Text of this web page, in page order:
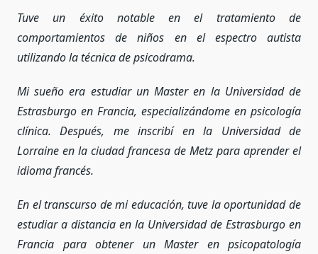
Tuve un éxito notable en el tratamiento de
comportamientos de niños en el espectro autista
utilizando la técnica de psicodrama.
Mi sueño era estudiar un Master en la Universidad de
Estrasburgo en Francia, especializándome en psicología
clínica. Después, me inscribí en la Universidad de
Lorraine en la ciudad francesa de Metz para aprender el
idioma francés.
En el transcurso de mi educación, tuve la oportunidad de
estudiar a distancia en la Universidad de Estrasburgo en
Francia para obtener un Master en psicopatología